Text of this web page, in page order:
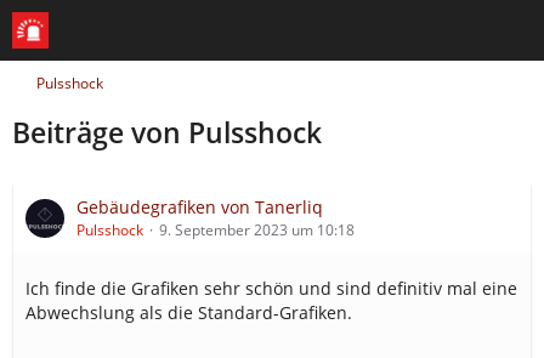
Pulsshock
Beiträge von Pulsshock
Gebäudegrafiken von Tanerliq
Pulsshock 9. September 2023 um 10:18
Ich finde die Grafiken sehr schön und sind definitiv mal eine
Abwechslung als die Standard-Grafiken.